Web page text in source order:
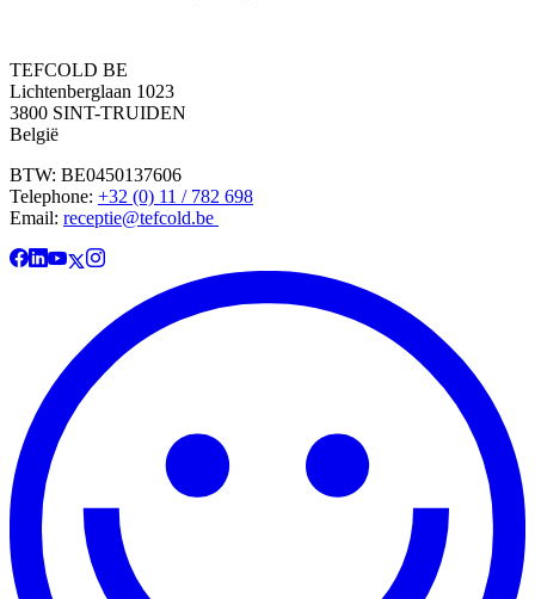
TEFCOLD BE
Lichtenberglaan 1023
3800 SINT-TRUIDEN
België
BTW: BE0450137606
Telephone: +32 (0) 11 / 782 698
Email: receptie@tefcold.be